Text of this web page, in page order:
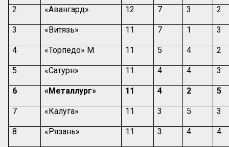
2 «Авангард» 12 7 3 2
3 «Витязь» 11 7 1 3
4 «Торпедо» М 11 5 4 2
5 «Сатурн» 11 4 4 3
6 «Металлург» 11 4 2 5
7 «Калуга» 11 3 5 3
8 «Рязань» 11 3 4 4